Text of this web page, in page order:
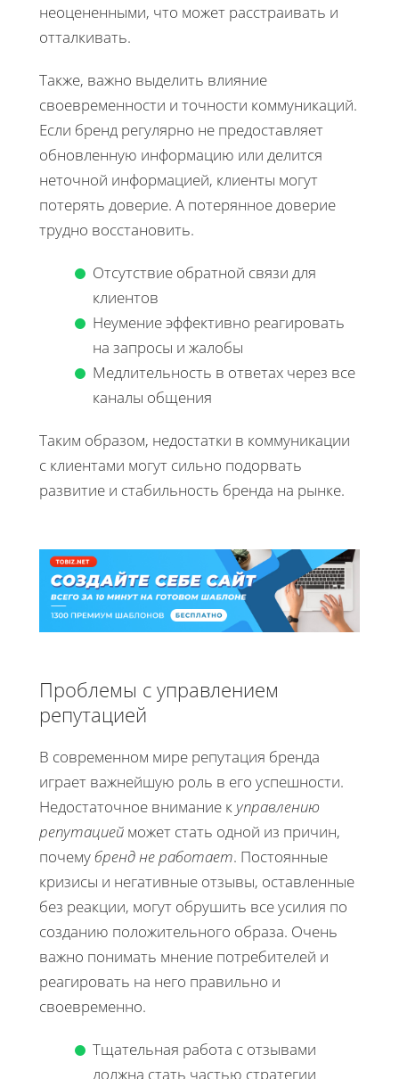
неоцененными, что может расстраивать и
отталкивать.
Также, важно выделить влияние
своевременности и точности коммуникаций.
Если бренд регулярно не предоставляет
обновленную информацию или делится
неточной информацией, клиенты могут
потерять доверие. А потерянное доверие
трудно восстановить.
Отсутствие обратной связи для
клиентов
Неумение эффективно реагировать
на запросы и жалобы
Медлительность в ответах через все
каналы общения
Таким образом, недостатки в коммуникации
с клиентами могут сильно подорвать
развитие и стабильность бренда на рынке.
Проблемы с управлением
репутацией
В современном мире репутация бренда
играет важнейшую роль в его успешности.
Недостаточное внимание к управлению
репутацией может стать одной из причин,
почемубренд не работает. Постоянные
кризисы и негативные отзывы, оставленные
без реакции, могут обрушить все усилия по
созданию положительного образа. Очень
важно понимать мнение потребителей и
реагировать на него правильно и
своевременно.
Тщательная работа с отзывами
должна стать частью стратегии